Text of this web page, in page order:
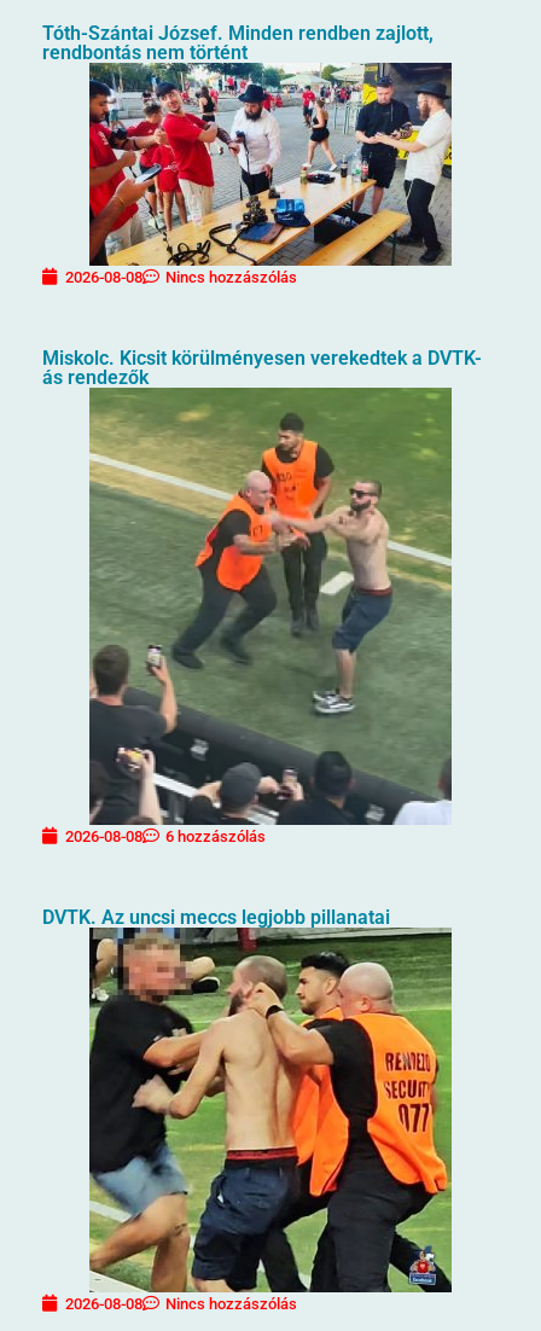
Tóth-Szántai József. Minden rendben zajlott,
rendbontás nem történt
2026-08-08 Nincs hozzászólás
Miskolc. Kicsit körülményesen verekedtek a DVTK-
ás rendezők
2026-08-08 6 hozzászólás
DVTK. Az uncsi meccs legjobb pillanatai
2026-08-08 Nincs hozzászólás